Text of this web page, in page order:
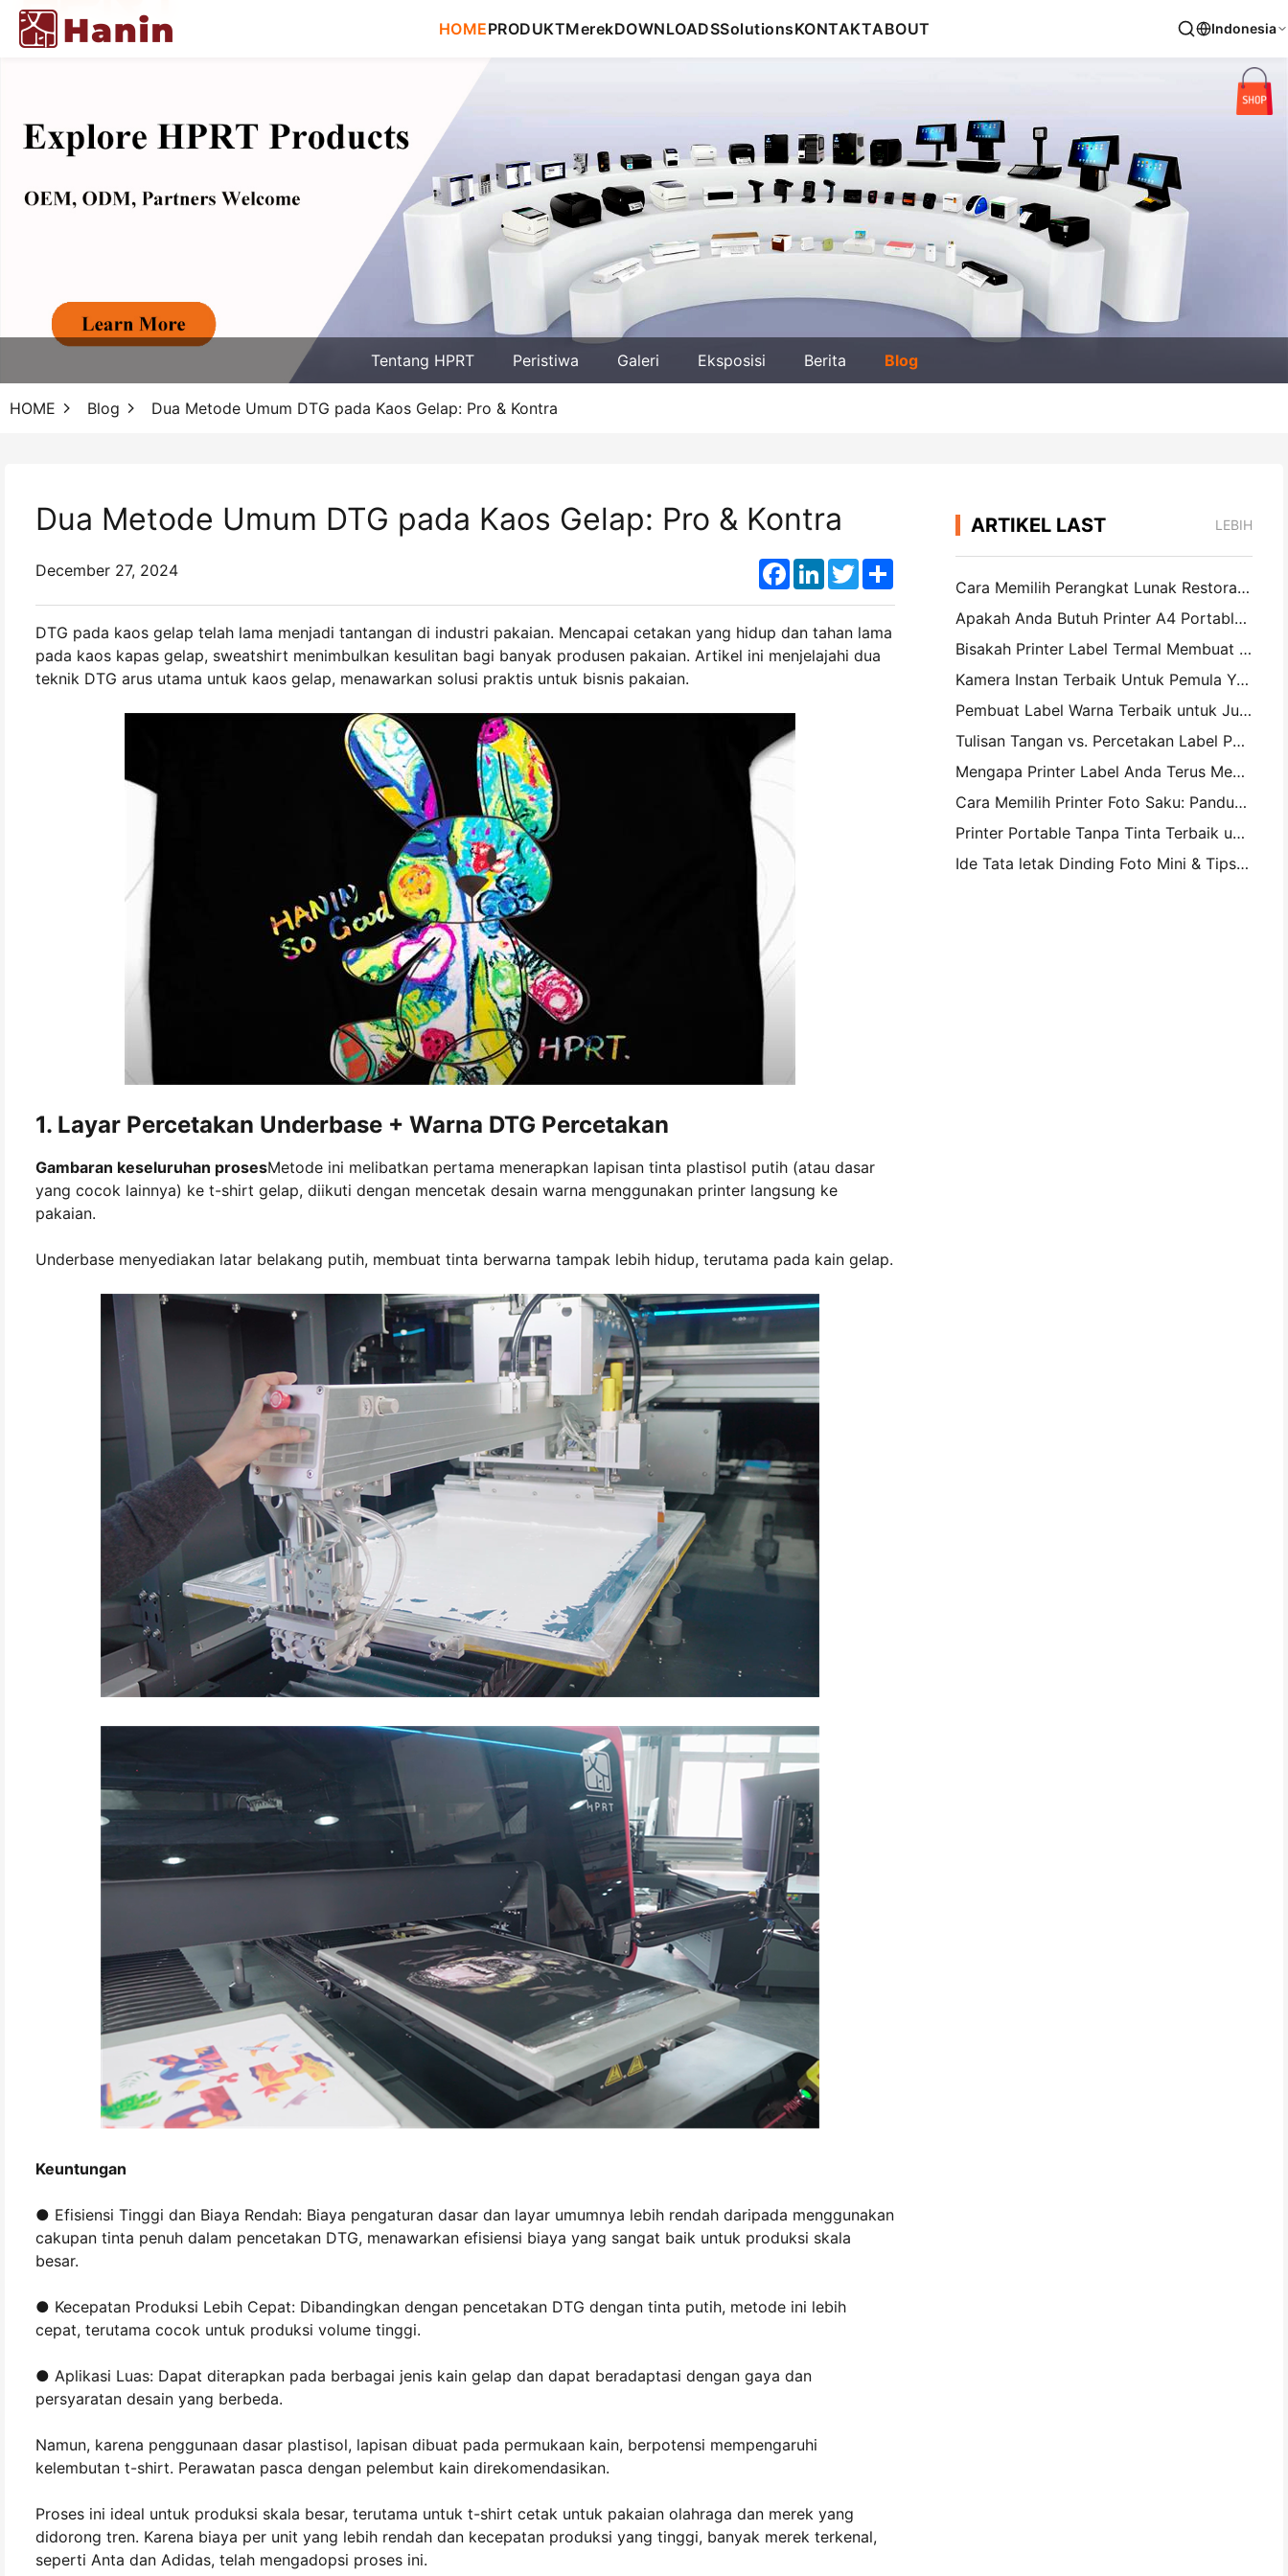
HOMEPRODUKTMerekDOWNLOADSSolutionsKONTAKTABOUT Indonesia
Tentang HPRT Peristiwa Galeri Eksposisi Berita Blog
HOME Blog Dua Metode Umum DTG pada Kaos Gelap: Pro & Kontra
Dua Metode Umum DTG pada Kaos Gelap: Pro & Kontra
December 27, 2024 Facebook
LinkedInTwitterShare
DTG pada kaos gelap telah lama menjadi tantangan di industri pakaian. Mencapai cetakan yang hidup dan tahan lama
pada kaos kapas gelap, sweatshirt menimbulkan kesulitan bagi banyak produsen pakaian. Artikel ini menjelajahi dua
teknik DTG arus utama untuk kaos gelap, menawarkan solusi praktis untuk bisnis pakaian.
1. Layar Percetakan Underbase + Warna DTG Percetakan
Gambaran keseluruhan prosesMetode ini melibatkan pertama menerapkan lapisan tinta plastisol putih (atau dasar
yang cocok lainnya) ke t-shirt gelap, diikuti dengan mencetak desain warna menggunakan printer langsung ke
pakaian.
Underbase menyediakan latar belakang putih, membuat tinta berwarna tampak lebih hidup, terutama pada kain gelap.
Keuntungan
● Efisiensi Tinggi dan Biaya Rendah: Biaya pengaturan dasar dan layar umumnya lebih rendah daripada menggunakan
cakupan tinta penuh dalam pencetakan DTG, menawarkan efisiensi biaya yang sangat baik untuk produksi skala
besar.
● Kecepatan Produksi Lebih Cepat: Dibandingkan dengan pencetakan DTG dengan tinta putih, metode ini lebih
cepat, terutama cocok untuk produksi volume tinggi.
● Aplikasi Luas: Dapat diterapkan pada berbagai jenis kain gelap dan dapat beradaptasi dengan gaya dan
persyaratan desain yang berbeda.
Namun, karena penggunaan dasar plastisol, lapisan dibuat pada permukaan kain, berpotensi mempengaruhi
kelembutan t-shirt. Perawatan pasca dengan pelembut kain direkomendasikan.
Proses ini ideal untuk produksi skala besar, terutama untuk t-shirt cetak untuk pakaian olahraga dan merek yang
didorong tren. Karena biaya per unit yang lebih rendah dan kecepatan produksi yang tinggi, banyak merek terkenal,
seperti Anta dan Adidas, telah mengadopsi proses ini.
ARTIKEL LAST LEBIH
Cara Memilih Perangkat Lunak Restoran yang Tepat untuk Restoran Kecil atau Midsize Anda
Apakah Anda Butuh Printer A4 Portable untuk Faktur Gudang? Apa yang sebenarnya bekerja
Bisakah Printer Label Termal Membuat Label Tahan Air untuk Produk Bisnis Kecil?
Kamera Instan Terbaik Untuk Pemula Yang Tidak Ingin Membuang Kertas
Pembuat Label Warna Terbaik untuk Jurnal dan Scrapbooking: Tambahkan Lebih Banyak Warna ke Setiap Halaman
Tulisan Tangan vs. Percetakan Label Pengiriman: Tips untuk Bisnis Kecil di 2026
Mengapa Printer Label Anda Terus Mengganggu?
Cara Memilih Printer Foto Saku: Panduan Lengkap untuk Jurnal, Perjalanan, dan Pengguna iPhone
Printer Portable Tanpa Tinta Terbaik untuk Perjalanan, Sekolah, dan Kerja Mobile: Hanin MT620 Pro Review
Ide Tata letak Dinding Foto Mini & Tips untuk Dekorasi Kamar Tidur dan Asrama